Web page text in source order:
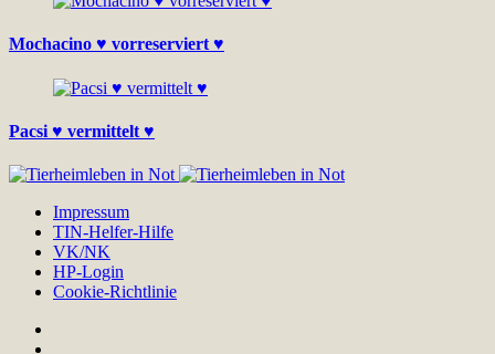
Mochacino ♥ vorreserviert ♥
Pacsi ♥ vermittelt ♥
Impressum
TIN-Helfer-Hilfe
VK/NK
HP-Login
Cookie-Richtlinie